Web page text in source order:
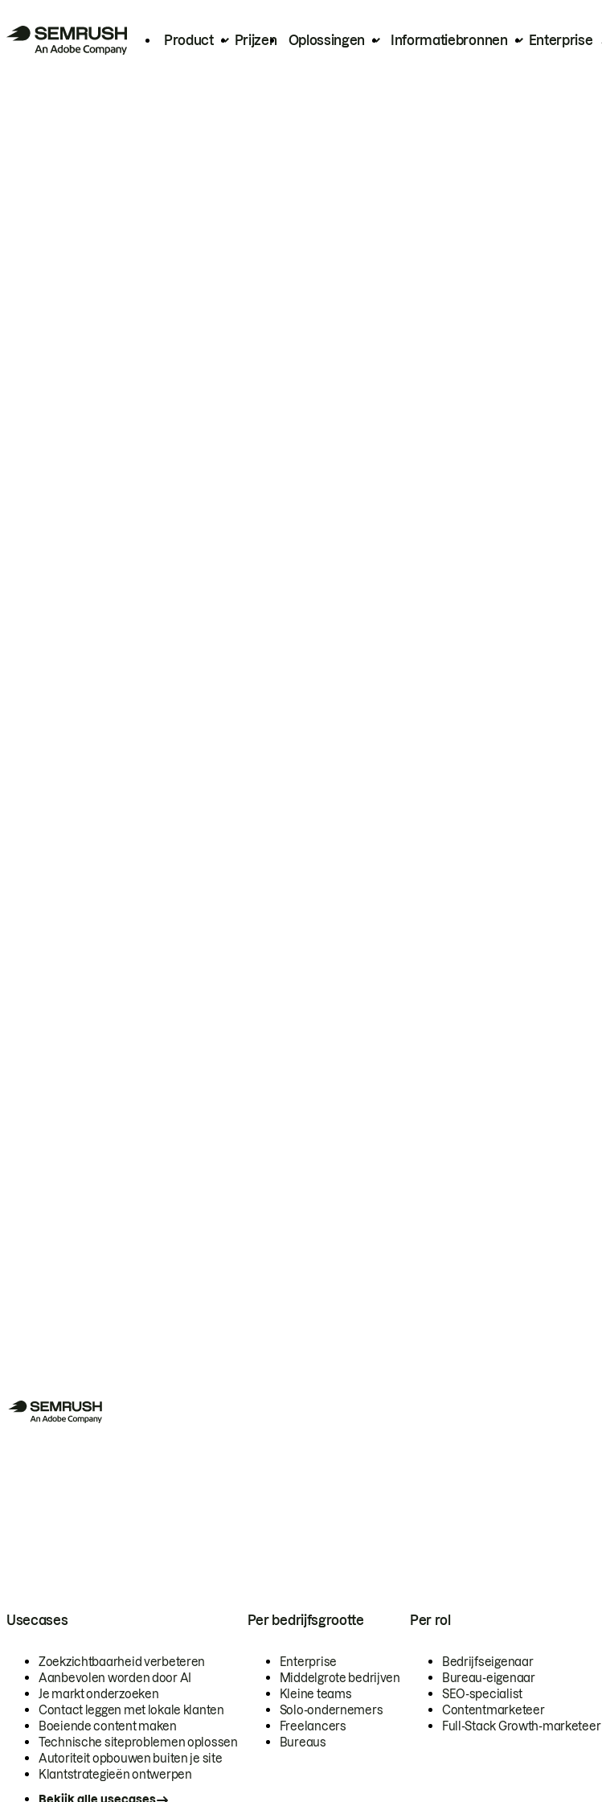
Product Prijzen Oplossingen Informatiebronnen Enterprise
Usecases
Zoekzichtbaarheid verbeteren
Aanbevolen worden door AI
Je markt onderzoeken
Contact leggen met lokale klanten
Boeiende content maken
Technische siteproblemen oplossen
Autoriteit opbouwen buiten je site
Klantstrategieën ontwerpen
Per bedrijfsgrootte
Enterprise
Middelgrote bedrijven
Kleine teams
Solo-ondernemers
Freelancers
Bureaus
Per rol
Bedrijfseigenaar
Bureau-eigenaar
SEO-specialist
Contentmarketeer
Full-Stack Growth-marketeer